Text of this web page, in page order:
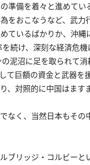
準備を着々と進めて
をおこなうなど、武
いるばかりか、沖縄
続け、深刻な経済危
泥沼に足を取られて
巨額の資金と武器
、対照的に中国はま
く、当然日本もそ
リッジ・コルビー